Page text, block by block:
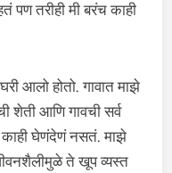
पण तरीही मी बरंच काही
आलो होतो. गावात माझे
शेती आणि गावची सर्व
काही घेणंदेणं नसतं. माझे
ते खूप व्यस्त